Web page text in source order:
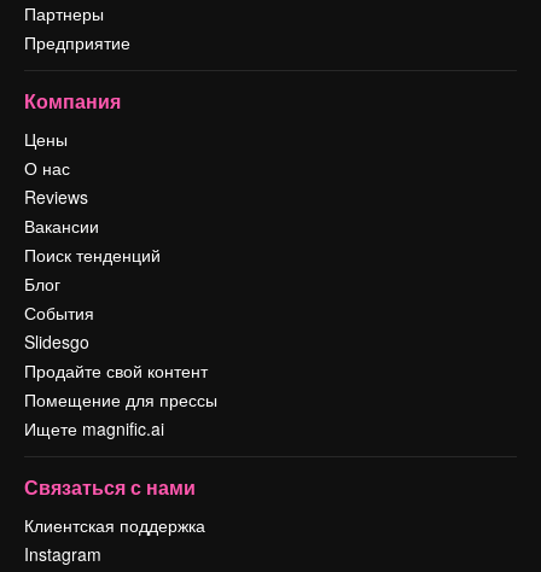
Партнеры
Предприятие
Компания
Цены
О нас
Reviews
Вакансии
Поиск тенденций
Блог
События
Slidesgo
Продайте свой контент
Помещение для прессы
Ищете magnific.ai
Связаться с нами
Клиентская поддержка
Instagram